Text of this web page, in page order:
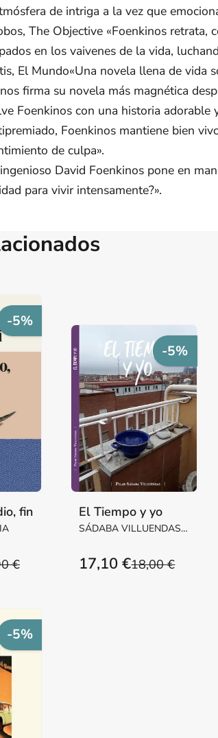
de intriga a la vez que
The Objective «Foenkinos retrata,
en los vaivenes de la vida,
El Mundo«Una novela llena de vida
firma su novela más magnética
Foenkinos con una historia
Foenkinos mantiene bien
de culpa».
David Foenkinos pone en
para vivir intensamente?».
-5%
fin
€
-5%
El Tiempo y yo
SÁDABA VILLUENDAS,
18,00 €
17,10 €
-5%